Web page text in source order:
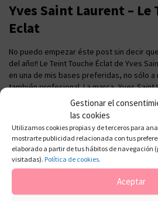
Gestionar el
las cookies
Utilizamos cookies propias y de terceros para
mostrarte publicidad relacionada con tus
elaborado a partir de tus hábitos de navegación
visitadas). Política de cookies.
Aceptar
Yves Saint Laurent – Le
Eclat
No puedo empezar éste post sin decir
del año!! Le Teint Touche Éclat de Yves
en una de mis bases preferidas, no sólo a
también profesional. La marca, Yves
una base de maquillaje que aporte,